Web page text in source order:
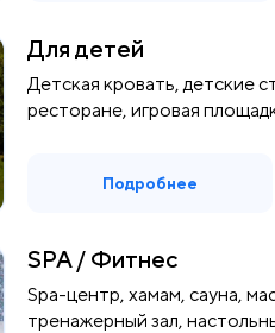
Для детей
Детская кровать, детские
ресторане, игровая
Подробнее
SPA / Фитнес
Spa-центр, хамам, сауна,
тренажерный зал,